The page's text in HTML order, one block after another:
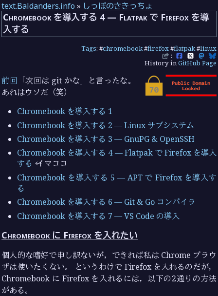
text.Baldanders.info » しっぽのさきっちょ
Chromebook を導入する 4 — Flatpak で Firefox を導
入する
Tags: #chromebook#firefox#flatpak#linux
:
History inGitHub Page
前回 「次回は git かな」と言ったな。
あれはウソだ（笑）
Chromebook を導入する 1
Chromebook を導入する 2 — Linux サブシステム
Chromebook を導入する 3 — GnuPG & OpenSSH
Chromebook を導入する 4 — Flatpak で Firefox を導入
する ← イマココ
Chromebook を導入する 5 — APT で Firefox を導入す
る
Chromebook を導入する 6 — Git & Go コンパイラ
Chromebook を導入する 7 — VS Code の導入
Chromebook に Firefox を入れたい
個人的な嗜好で申し訳ないが，できれば私は Chrome ブラウ
ザは使いたくない。 というわけで Firefox を入れるのだが，
Chromebook に Firefox を入れるには，以下の2通りの方法
がある。